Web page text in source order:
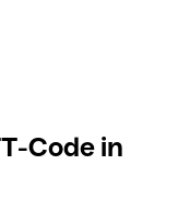
Code in